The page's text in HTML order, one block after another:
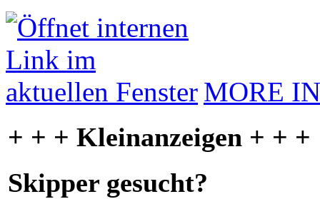
MORE
+ + + Kleinanzeigen + + +
Skipper gesucht?